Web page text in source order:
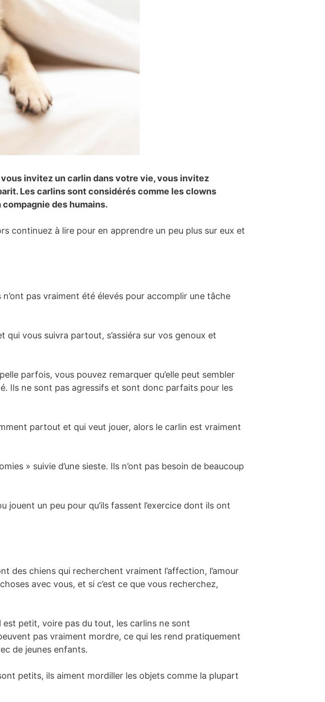
invitez un carlin dans votre vie, vous invitez
Les carlins sont considérés comme les clowns
des humains.
continuez à lire pour en apprendre un peu plus sur eux et
pas vraiment été élevés pour accomplir une tâche
vous suivra partout, s’assiéra sur vos genoux et
parfois, vous pouvez remarquer qu’elle peut sembler
Ils ne sont pas agressifs et sont donc parfaits pour les
partout et qui veut jouer, alors le carlin est vraiment
» suivie d’une sieste. Ils n’ont pas besoin de beaucoup
un peu pour qu’ils fassent l’exercice dont ils ont
des chiens qui recherchent vraiment l’affection, l’amour
avec vous, et si c’est ce que vous recherchez,
est petit, voire pas du tout, les carlins ne sont
pas vraiment mordre, ce qui les rend pratiquement
de jeunes enfants.
petits, ils aiment mordiller les objets comme la plupart